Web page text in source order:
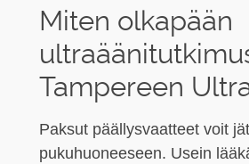
Miten olkapään
Tampereen
Paksut päällysvaatteet voit
pukuhuoneeseen. Usein